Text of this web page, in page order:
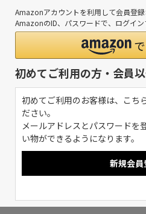
Amazonアカウントを利用して会員登録
AmazonのID、パスワードで、ログイン
初めてご利用の方・会員
初めてご利用のお客様は、こち
ださい。
メールアドレスとパスワードを
い物ができるようになります。